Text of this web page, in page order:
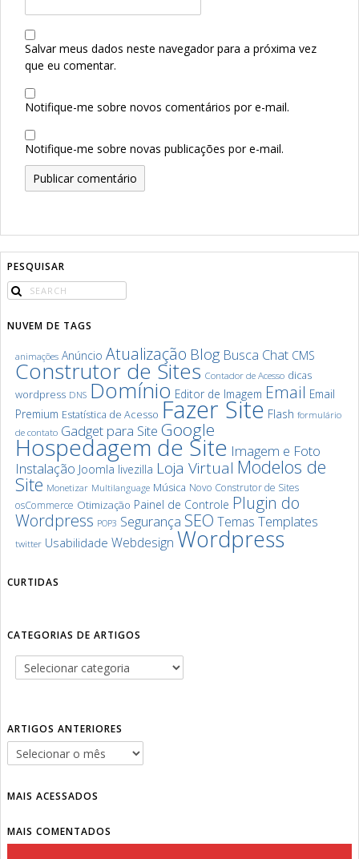
Salvar meus dados neste navegador para a próxima vez
que eu comentar.
Notifique-me sobre novos comentários por e-mail.
Notifique-me sobre novas publicações por e-mail.
PESQUISAR
NUVEM DE TAGS
animações Anúncio Atualização Blog Busca Chat CMS
Construtor de Sites Contador de Acesso dicas
wordpress DNS Domínio Editor de Imagem Email Email
Premium Estatística de Acesso Fazer Site Flash formulário
de contato Gadget para Site Google
Hospedagem de Site Imagem e Foto
Instalação Joomla livezilla Loja Virtual Modelos de
Site Monetizar Multilanguage Música Novo Construtor de Sites
osCommerce Otimização Painel de Controle Plugin do
Wordpress POP3 Segurança SEO Temas Templates
twitter Usabilidade Webdesign Wordpress
CURTIDAS
CATEGORIAS DE ARTIGOS
ARTIGOS ANTERIORES
MAIS ACESSADOS
MAIS COMENTADOS